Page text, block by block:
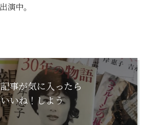
演中。
事が気に入ったら
いいね！しよう